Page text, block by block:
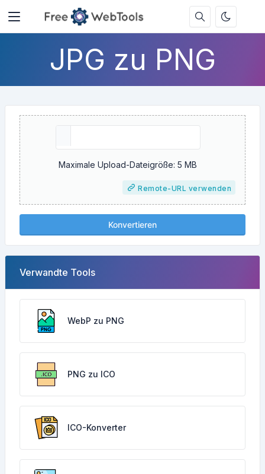
JPG zu PNG
Maximale Upload-Dateigröße: 5 MB
Remote-URL verwenden
Konvertieren
Verwandte Tools
WebP zu PNG
PNG zu ICO
ICO-Konverter